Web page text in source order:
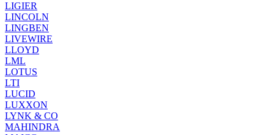
LIGIER
LINCOLN
LINGBEN
LIVEWIRE
LLOYD
LML
LOTUS
LTI
LUCID
LUXXON
LYNK & CO
MAHINDRA